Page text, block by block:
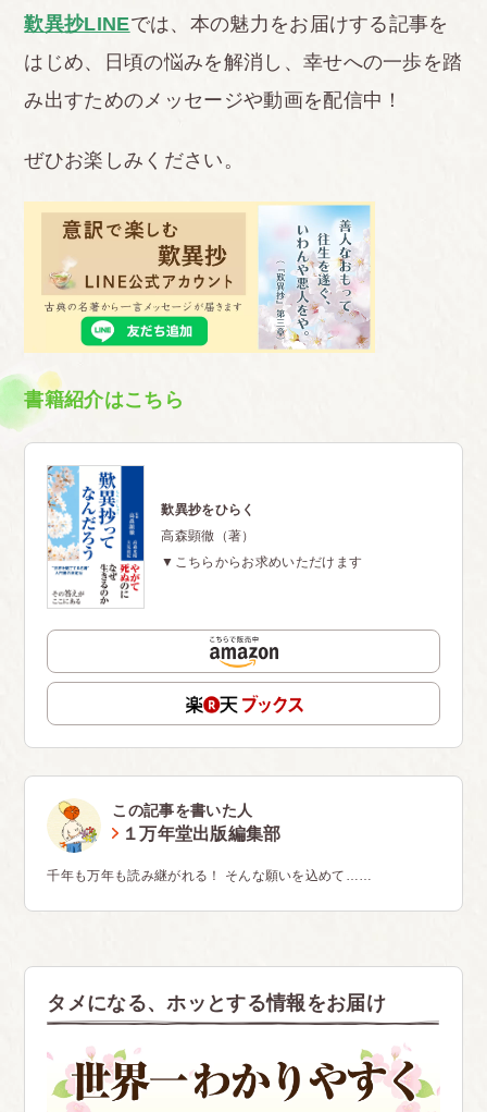
歎異抄LINEでは、本の魅力をお届けする記事を
はじめ、日頃の悩みを解消し、幸せへの一歩を踏
み出すためのメッセージや動画を配信中！
ぜひお楽しみください。
書籍紹介はこちら
歎異抄をひらく
高森顕徹（著）
▼こちらからお求めいただけます
この記事を書いた人
１万年堂出版編集部
千年も万年も読み継がれる！ そんな願いを込めて……
タメになる、ホッとする情報をお届け